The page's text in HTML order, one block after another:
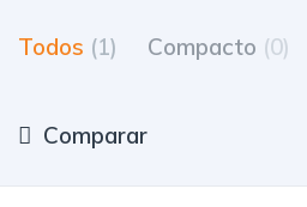
Todos (1) Compacto (0)
Comparar